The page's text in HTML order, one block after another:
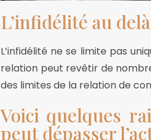
L’infidélité au
L’infidélité ne se limite pas
relation peut revêtir de
des limites de la relation de
Voici quelques
peut dépasser